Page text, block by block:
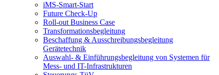
iMS-Smart-Start
Future Check-Up
Roll-out Business Case
Transformationsbegleitung
Beschaffung & Ausschreibungsbegleitung
Gerätetechnik
Auswahl- & Einführungsbegleitung von Systemen für
Mess- und IT-Infrastrukturen